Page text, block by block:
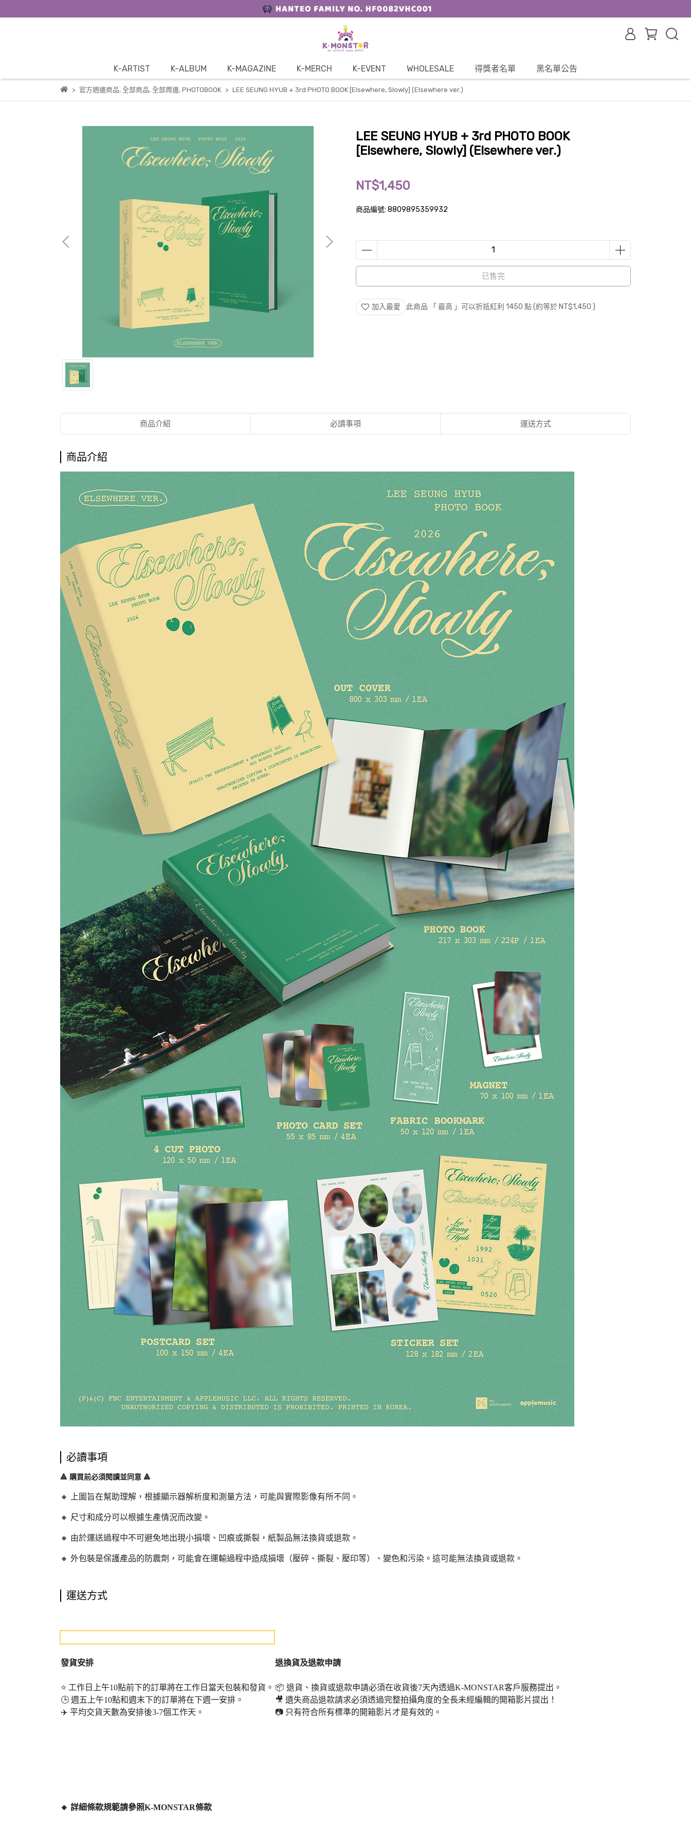
K-ARTIST K-ALBUM K-MAGAZINE K-MERCH K-EVENT WHOLESALE 得獎者名單 黑名單公告
官方週邊商品, 全部商品, 全部周邊, PHOTOBOOK LEE SEUNG HYUB + 3rd PHOTO BOOK [Elsewhere, Slowly] (Elsewhere ver.)
LEE SEUNG HYUB + 3rd PHOTO BOOK
[Elsewhere, Slowly] (Elsewhere ver.)
NT$1,450
商品編號: 8809895359932
已售完
加入最愛 此商品 「 最高 」可以折抵紅利 1450 點 (約等於 NT$1,450 )
商品介紹 必讀事項 運送方式
商品介紹
必讀事項
🔺 購買前必須閱讀並同意 🔺
🔸 上圖旨在幫助理解，根據顯示器解析度和測量方法，可能與實際影像有所不同。
🔸 尺寸和成分可以根據生產情況而改變。
🔸 由於運送過程中不可避免地出現小損壞、凹痕或撕裂，紙製品無法換貨或退款。
🔸 外包裝是保護產品的防震劑，可能會在運輸過程中造成損壞（壓碎、撕裂、壓印等）、變色和污染。這可能無法換貨或退款。
運送方式
發貨安排
⭐ 工作日上午10點前下的訂單將在工作日當天包裝和發貨。
🕒 週五上午10點和週末​​下的訂單將在下週一安排。
✈️ 平均交貨天數為安排後3-7個工作天。
退換貨及退款申請
📦 退貨、換貨或退款申請必須在收貨後7天內透過K-MONSTAR客戶服務提出。
🎥 遺失商品退款請求必須透過完整拍攝角度的全長未經編輯的開箱影片提出！
📷 只有符合所有標準的開箱影片才是有效的。
🔸 詳細條款規範請參照K-MONSTAR條款